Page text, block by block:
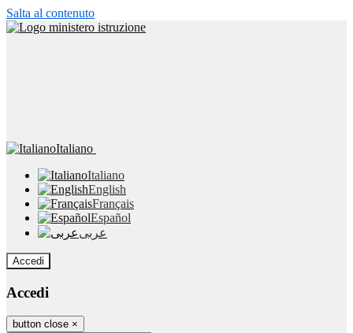
Salta al contenuto
Italiano
Italiano
English
Français
Español
عربى
Accedi
Accedi
button close ×